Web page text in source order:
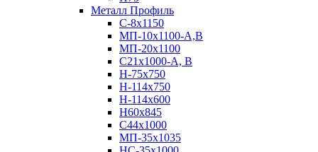
Металл Профиль
С-8х1150
МП-10x1100-А,В
МП-20х1100
С21х1000-А, В
H-75х750
Н-114х750
Н-114х600
Н60х845
С44х1000
МП-35х1035